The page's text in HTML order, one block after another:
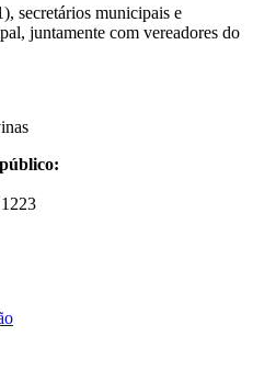
secretários municipais e
juntamente com vereadores do